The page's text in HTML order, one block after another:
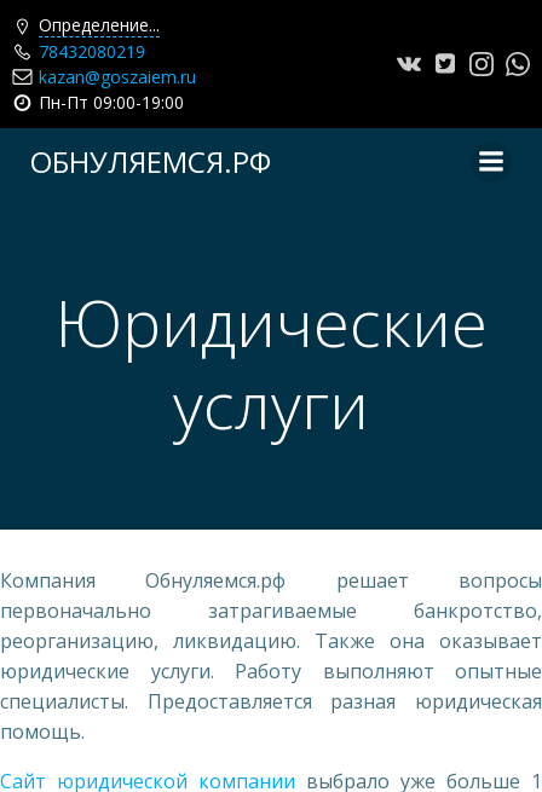
Определение...
78432080219
kazan@goszaiem.ru
Пн-Пт 09:00-19:00
ОБНУЛЯЕМСЯ.РФ
Юридические
услуги
Компания Обнуляемся.рф решает вопросы
первоначально затрагиваемые банкротство,
реорганизацию, ликвидацию. Также она оказывает
юридические услуги. Работу выполняют опытные
специалисты. Предоставляется разная юридическая
помощь.
Сайт юридической компании выбрало уже больше 1